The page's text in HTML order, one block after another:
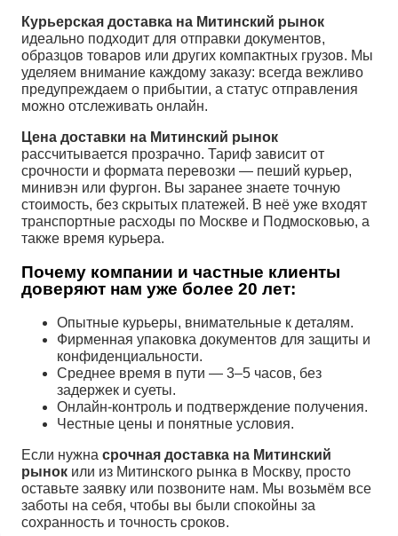
Курьерская доставка на Митинский рынок
идеально подходит для отправки документов,
образцов товаров или других компактных грузов. Мы
уделяем внимание каждому заказу: всегда вежливо
предупреждаем о прибытии, а статус отправления
можно отслеживать онлайн.
Цена доставки на Митинский рынок
рассчитывается прозрачно. Тариф зависит от
срочности и формата перевозки — пеший курьер,
минивэн или фургон. Вы заранее знаете точную
стоимость, без скрытых платежей. В неё уже входят
транспортные расходы по Москве и Подмосковью, а
также время курьера.
Почему компании и частные клиенты
доверяют нам уже более 20 лет:
Опытные курьеры, внимательные к деталям.
Фирменная упаковка документов для защиты и
конфиденциальности.
Среднее время в пути — 3–5 часов, без
задержек и суеты.
Онлайн-контроль и подтверждение получения.
Честные цены и понятные условия.
Если нужна срочная доставка на Митинский
рынок или из Митинского рынка в Москву, просто
оставьте заявку или позвоните нам. Мы возьмём все
заботы на себя, чтобы вы были спокойны за
сохранность и точность сроков.